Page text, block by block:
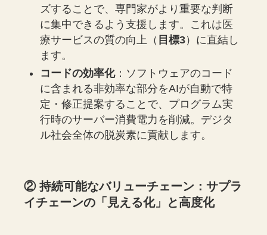
ズすることで、専門家がより重要な判断
に集中できるよう支援します。これは医
療サービスの質の向上（ 目標3）に直結し
ます。
コードの効率化：ソフトウェアのコード
に含まれる非効率な部分をAIが自動で特
定・修正提案することで、プログラム実
行時のサーバー消費電力を削減。デジタ
ル社会全体の脱炭素に貢献します。
② 持続可能なバリューチェーン：サプラ
イチェーンの「見える化」と高度化